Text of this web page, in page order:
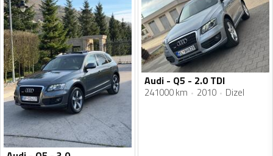
Audi - Q5 - 2.0 TDI
241000 km 2010 Dizel